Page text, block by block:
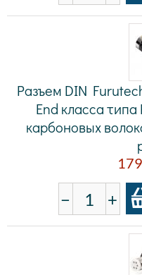
Разъем DIN
End класса
карбоновых
− +